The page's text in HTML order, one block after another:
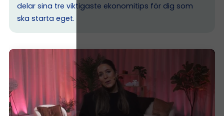
delar sina tre viktigaste ekonomitips för dig som
ska starta eget.